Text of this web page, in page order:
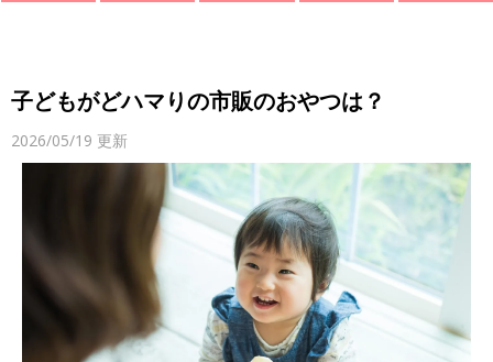
子どもがどハマりの市販のおやつは？
2026/05/19 更新